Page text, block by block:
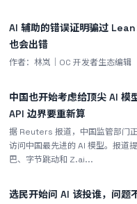
AI 辅助的错误证明骗过
也会出错
作者：林岚｜OC 开发者生态编辑
中国也开始考虑给顶尖 AI 模
API 边界要重新算
据 Reuters 报道，中国监管部门
访问中国最先进的 AI 模型。报道
巴、字节跳动和 Z.ai...
选民开始问 AI 该投谁，问题